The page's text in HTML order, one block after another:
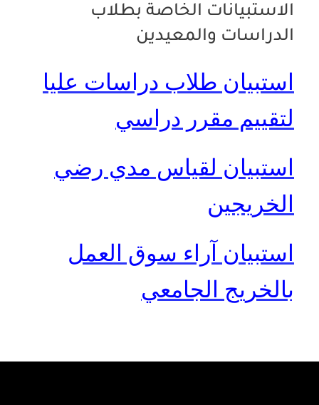
الاستبيانات الخاصة بطلاب
الدراسات والمعيدين
استبيان طلاب دراسات عليا
لتقييم مقرر دراسي
استبيان لقياس مدي رضي
الخريجين
استبيان آراء سوق العمل
بالخريج الجامعي